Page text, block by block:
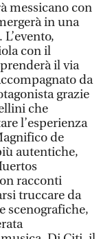
messicano con
in una
con il
il via
da
grazie
che
l’esperienza
de
autentiche,
racconti
truccare da
scenografiche,